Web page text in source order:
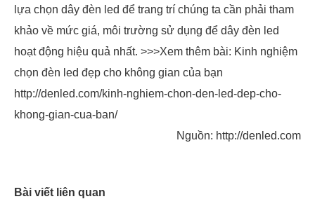
lựa chọn dây đèn led để trang trí chúng ta cần phải tham
khảo về mức giá, môi trường sử dụng để dây đèn led
hoạt động hiệu quả nhất. >>>Xem thêm bài: Kinh nghiệm
chọn đèn led đẹp cho không gian của bạn
http://denled.com/kinh-nghiem-chon-den-led-dep-cho-
khong-gian-cua-ban/
Nguồn: http://denled.com
Bài viết liên quan